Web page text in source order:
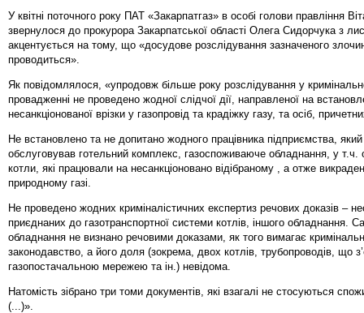
У квітні поточного року ПАТ «Закарпатгаз» в особі голови правління
звернулося до прокурора Закарпатської області Олега Сидорчука з
акцентується на тому, що «досудове розслідування зазначеного
проводиться».
Як повідомлялося, «упродовж більше року розслідування у
провадженні не проведено жодної слідчої дії, направленої на
несанкціонованої врізки у газопровід та крадіжку газу, та осіб,
Не встановлено та не допитано жодного працівника підприємства,
обслуговував готельний комплекс, газоспоживаюче обладнання, у т.ч.
котли, які працювали на несанкціоновано відібраному , а отже
природному газі.
Не проведено жодних криміналістичних експертиз речових доказів –
приєднаних до газотранспортної системи котлів, іншого обладнання.
обладнання не визнано речовими доказами, як того вимагає
законодавство, а його доля (зокрема, двох котлів, трубопроводів, що
газопостачальною мережею та ін.) невідома.
Натомість зібрано три томи документів, які взагалі не стосуються
(...)».